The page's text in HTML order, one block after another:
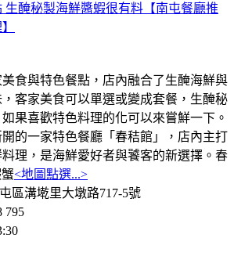
生醃秘製海鮮醬蝦很有料【南屯餐廳推
食與特色餐點，店內融合了生醃海鮮與
客家美食可以單選或變成套餐，生醃秘
果喜歡特色料理的化可以來嘗鮮一下。
的一家特色餐廳「春秸館」，店內主打
理，是海鮮愛好者與饕客的新選擇。春
<地圖點選...>
區溝墘里大墩路717-5號
795